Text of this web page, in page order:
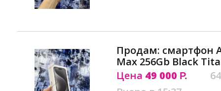
Продам: смартфон
Max 256Gb Black
Цена 49 000 Р.